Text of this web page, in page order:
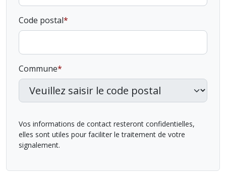
Code postal
Commune
Vos informations de contact resteront confidentielles,
elles sont utiles pour faciliter le traitement de votre
signalement.